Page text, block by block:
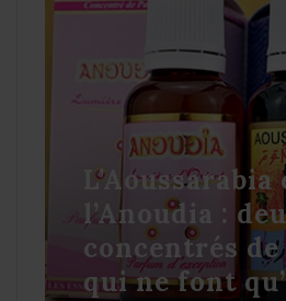
L’Aoussarabia
l’Anoudia :
concentrés
qui ne font